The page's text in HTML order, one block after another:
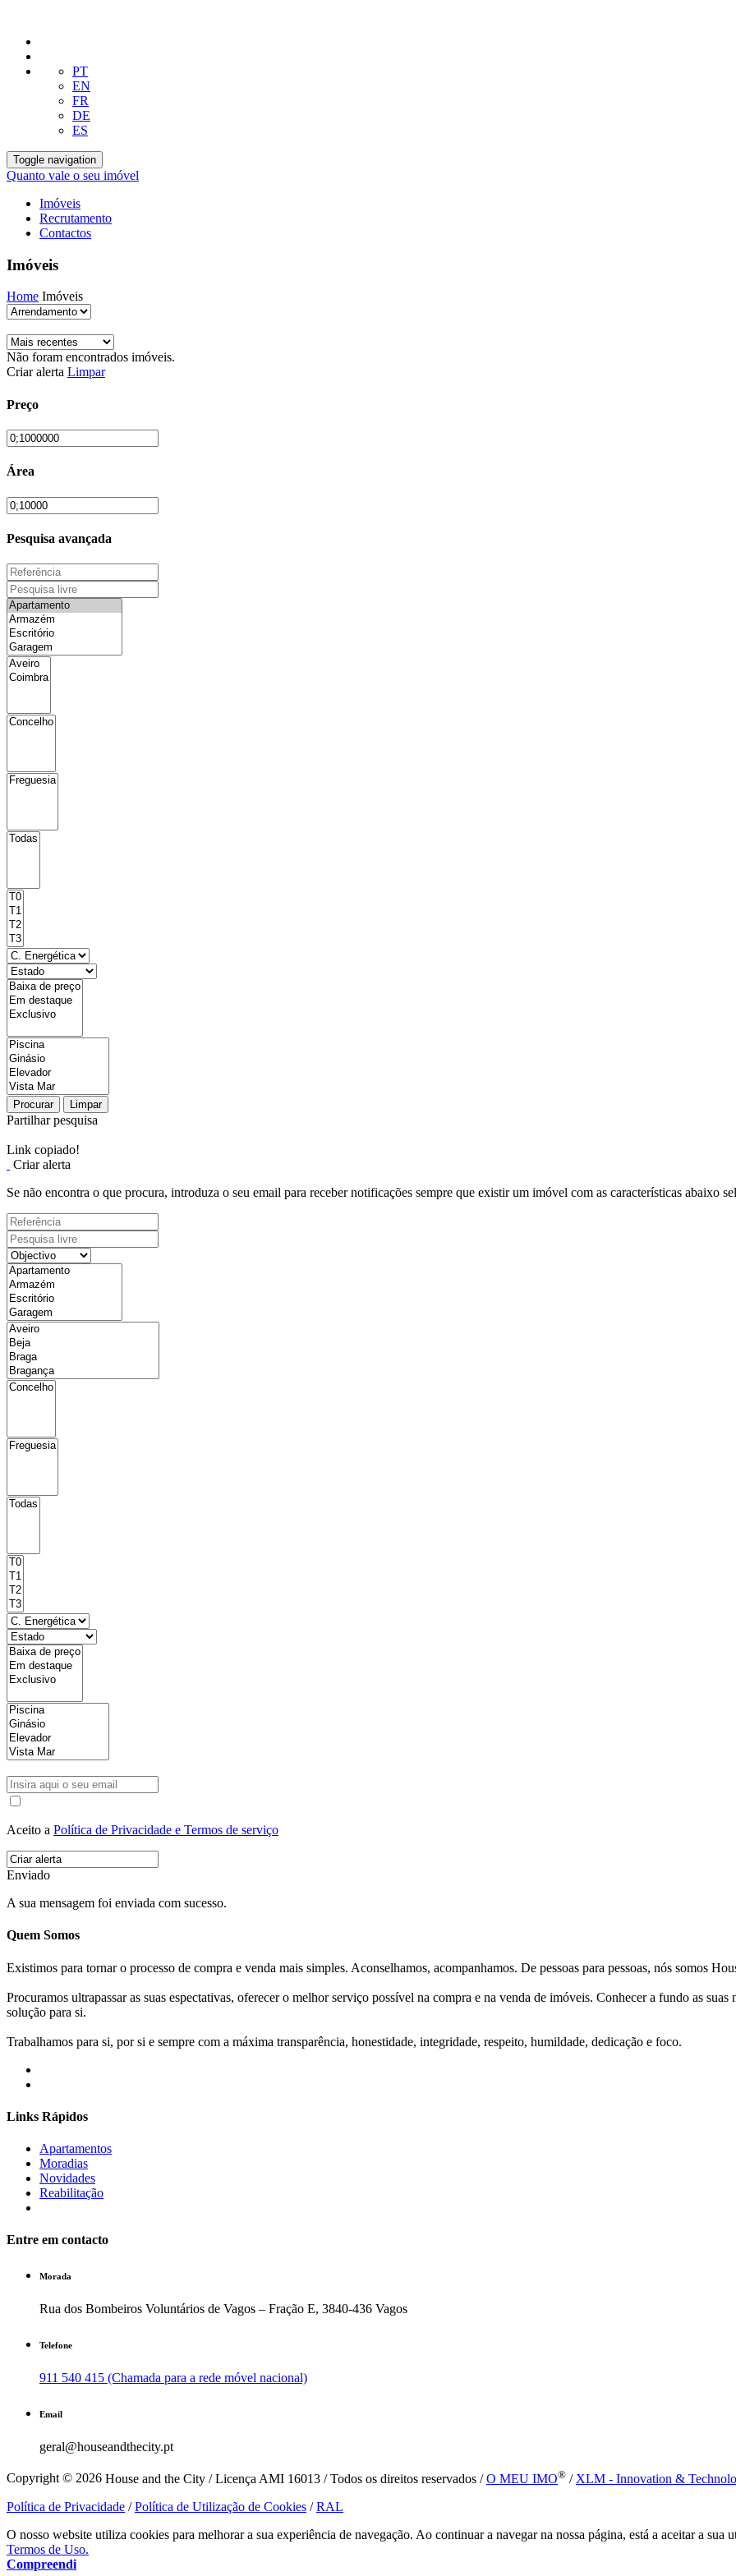
PT
EN
FR
DE
ES
Toggle navigation
Quanto vale o seu imóvel
Imóveis
Recrutamento
Contactos
Imóveis
Home Imóveis
Não foram encontrados imóveis.
Criar alerta Limpar
Preço
Área
Pesquisa avançada
Procurar Limpar
Partilhar pesquisa
Link copiado!
Criar alerta
Se não encontra o que procura, introduza o seu email para receber notificações sempre que existir um imóvel com as características abaixo
Aceito a Política de Privacidade e Termos de serviço
Enviado
A sua mensagem foi enviada com sucesso.
Quem Somos
Existimos para tornar o processo de compra e venda mais simples. Aconselhamos, acompanhamos. De pessoas para pessoas, nós somos
Procuramos ultrapassar as suas espectativas, oferecer o melhor serviço possível na compra e na venda de imóveis. Conhecer a fundo as
solução para si.
Trabalhamos para si, por si e sempre com a máxima transparência, honestidade, integridade, respeito, humildade, dedicação e foco.
Links Rápidos
Apartamentos
Moradias
Novidades
Reabilitação
Entre em contacto
Morada
Rua dos Bombeiros Voluntários de Vagos – Fração E, 3840-436 Vagos
Telefone
911 540 415 (Chamada para a rede móvel nacional)
Email
geral@houseandthecity.pt
Copyright © 2026 House and the City / Licença AMI 16013 / Todos os direitos reservados /O MEU IMO® / XLM - Innovation &
Política de Privacidade /Política de Utilização de Cookies /RAL
O nosso website utiliza cookies para melhorar a sua experiência de navegação. Ao continuar a navegar na nossa página, está a aceitar a sua
Termos de Uso.
Compreendi